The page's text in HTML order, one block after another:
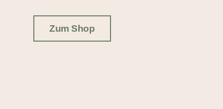
Zum Shop